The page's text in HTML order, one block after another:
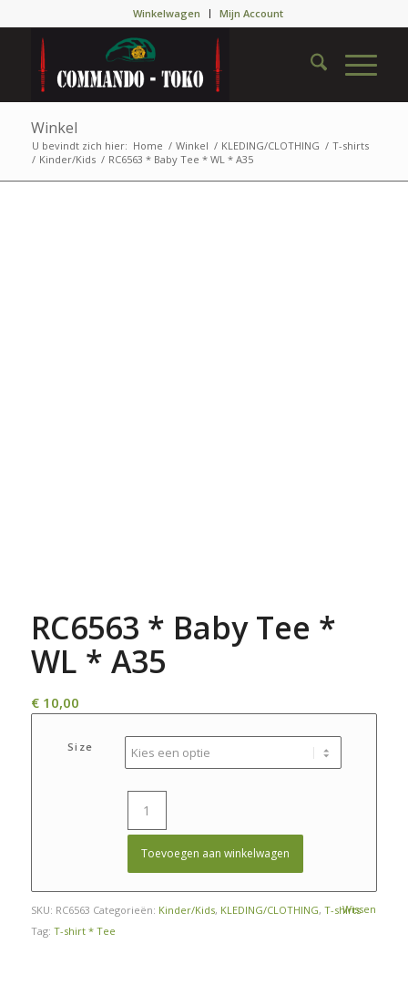
Winkelwagen Mijn Account
Winkel
U bevindt zich hier: Home / Winkel / KLEDING/CLOTHING / T-shirts
/ Kinder/Kids / RC6563 * Baby Tee * WL * A35
RC6563 * Baby Tee *
WL * A35
€10,00
Size
Wissen
Toevoegen aan winkelwagen
SKU: RC6563 Categorieën: Kinder/Kids, KLEDING/CLOTHING, T-shirts
Tag: T-shirt * Tee